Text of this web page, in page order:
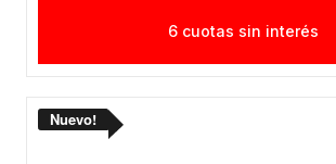
6 cuotas sin interés